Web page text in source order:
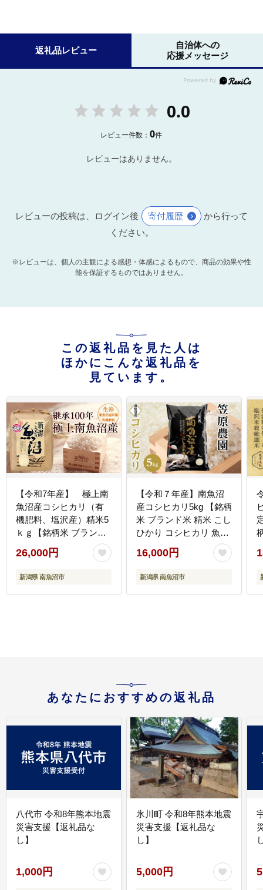
返礼品レビュー
自治体への
応援メッセージ
0.0
レビュー件数：0件
レビューはありません。
レビューの投稿は、ログイン後 寄付履歴
から行って
ください。
※レビューは、個人の主観による感想・体感によるもので、商品の効果や性
能を保証するものではありません。
この返礼品を見た人は
ほかにこんな返礼品を
見ています。
【令和7年産】 極上南
魚沼産コシヒカリ（有
機肥料、塩沢産）精米5
ｋｇ【銘柄米 ブランド
米 精米 こしひかり コシ
ヒカリ 魚沼産 新潟米 産
地直送 お米 米 こめ コ
26,000円
新潟県 南魚沼市
【令和７年産】南魚沼
産コシヒカリ5kg 【銘柄
米 ブランド米 精米 こし
ひかり コシヒカリ 魚沼
産 南魚沼産 プレミアム
新潟米 新潟県産 高評価
高品質 高級 国産米 産直
16,000円
新潟県 南魚沼市
あなたにおすすめの返礼品
八代市 令和8年熊本地震
災害支援【返礼品な
し】
1,000円
氷川町 令和8年熊本地震
災害支援【返礼品な
し】
5,000円